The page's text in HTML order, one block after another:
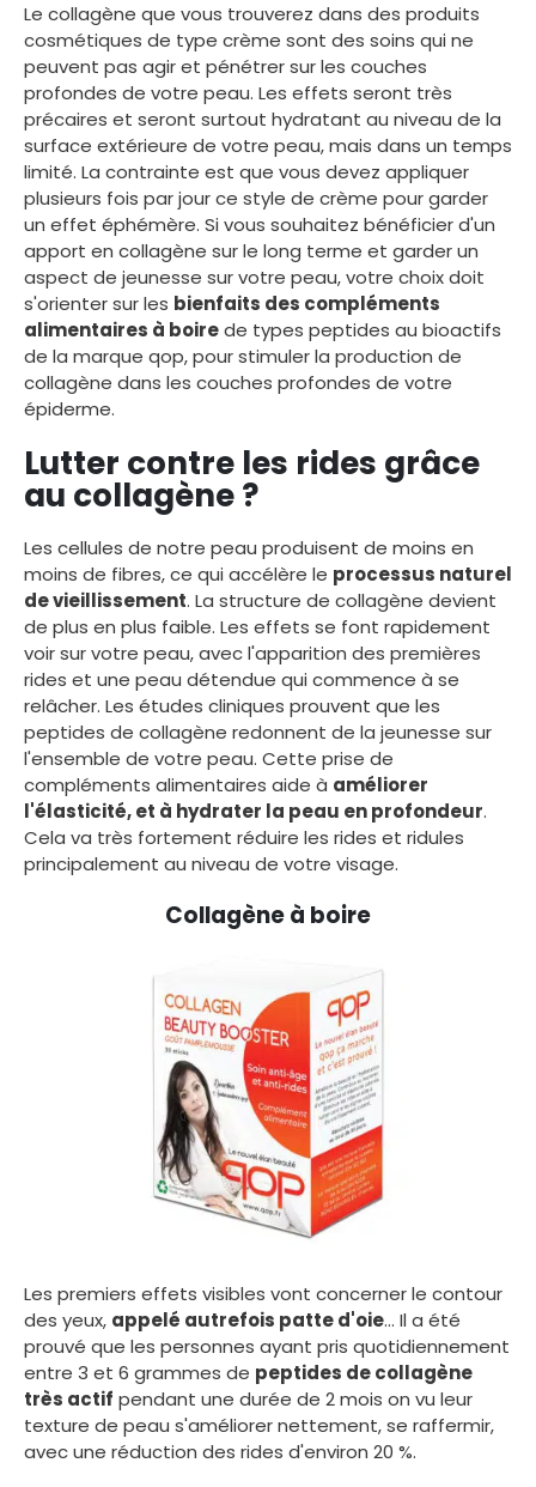
Le collagène que vous trouverez dans des produits
cosmétiques de type crème sont des soins qui ne
peuvent pas agir et pénétrer sur les couches
profondes de votre peau. Les effets seront très
précaires et seront surtout hydratant au niveau de la
surface extérieure de votre peau, mais dans un temps
limité. La contrainte est que vous devez appliquer
plusieurs fois par jour ce style de crème pour garder
un effet éphémère. Si vous souhaitez bénéficier d'un
apport en collagène sur le long terme et garder un
aspect de jeunesse sur votre peau, votre choix doit
s'orienter sur les bienfaits des compléments
alimentaires à boirede types peptides au bioactifs
de la marque qop, pour stimuler la production de
collagène dans les couches profondes de votre
épiderme.
Lutter contre les rides grâce
au collagène ?
Les cellules de notre peau produisent de moins en
moins de fibres, ce qui accélère le processus naturel
de vieillissement. La structure de collagène devient
de plus en plus faible. Les effets se font rapidement
voir sur votre peau, avec l'apparition des premières
rides et une peau détendue qui commence à se
relâcher. Les études cliniques prouvent que les
peptides de collagène redonnent de la jeunesse sur
l'ensemble de votre peau. Cette prise de
compléments alimentaires aide à améliorer
l'élasticité, et à hydrater la peau en profondeur.
Cela va très fortement réduire les rides et ridules
principalement au niveau de votre visage.
Collagène à boire
Les premiers effets visibles vont concerner le contour
des yeux, appelé autrefois patte d'oie... Il a été
prouvé que les personnes ayant pris quotidiennement
entre 3 et 6 grammes de peptides de collagène
très actif pendant une durée de 2 mois on vu leur
texture de peau s'améliorer nettement, se raffermir,
avec une réduction des rides d'environ 20 %.